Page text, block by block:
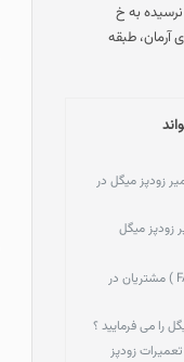
نرسیده به خ
تجاری آرمان، طبقه
زودپز میگل در
زودپز میگل
پاسخ به سوالات پر تکرار ( FAQ ) مشتریان در
را می فرمایید ؟
زودپز